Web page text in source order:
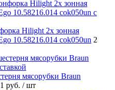
Hilight 2х зонная
10.58216.014 cok050un 2
мясорубки Braun
руб. / шт